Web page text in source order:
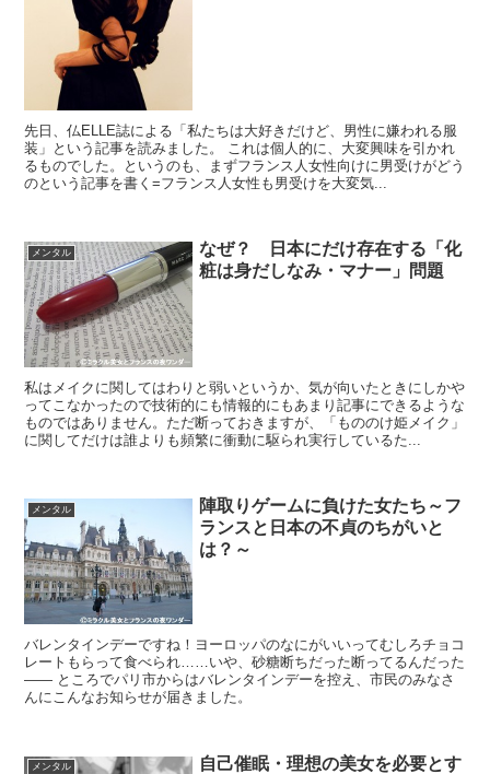
先日、仏ELLE誌による「私たちは大好きだけど、男性に嫌われる服
装」という記事を読みました。 これは個人的に、大変興味を引かれ
るものでした。というのも、まずフランス人女性向けに男受けがどう
のという記事を書く=フランス人女性も男受けを大変気...
メンタル
なぜ？ 日本にだけ存在する「化
粧は身だしなみ・マナー」問題
私はメイクに関してはわりと弱いというか、気が向いたときにしかや
ってこなかったので技術的にも情報的にもあまり記事にできるような
ものではありません。ただ断っておきますが、「もののけ姫メイク」
に関してだけは誰よりも頻繁に衝動に駆られ実行しているた...
メンタル
陣取りゲームに負けた女たち～フ
ランスと日本の不貞のちがいと
は？～
バレンタインデーですね！ヨーロッパのなにがいいってむしろチョコ
レートもらって食べられ……いや、砂糖断ちだった断ってるんだった
―― ところでパリ市からはバレンタインデーを控え、市民のみなさ
んにこんなお知らせが届きました。
メンタル
自己催眠・理想の美女を必要とす